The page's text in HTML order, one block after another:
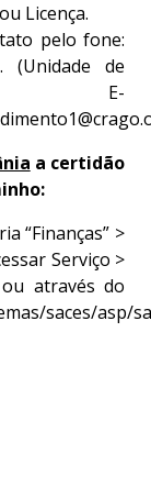
Licença.
pelo fone:
(Unidade de
E-
a certidão
“Finanças” >
Serviço >
através do
saces/asp/